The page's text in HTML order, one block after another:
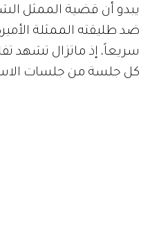
يبدو أن قضية الممثل
ضد طليقته الممثلة
سريعاً، إذ ماتزال تشهد
كل جلسة من جلسات